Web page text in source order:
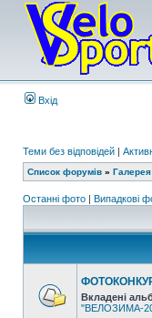
Вхід
Теми без відповідей |
Список форумів » Галерея
Останні фото | Випадкові
Вкладені
"ВЕЛОЗИМА-